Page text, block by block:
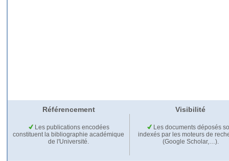
Référencement Visibilité
Les publications encodées
constituent la bibliographie académique
de l'Université.
Les documents déposés
indexés par les moteurs de
(Google Scholar,…).